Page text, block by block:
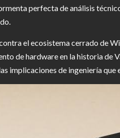
perfecta de análisis
el ecosistema cerrado de
de hardware en la historia de
implicaciones de ingeniería